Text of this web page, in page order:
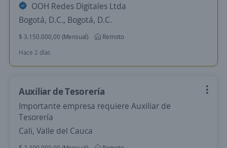
OOH Redes Digitales Ltda
Bogotá, D.C., Bogotá, D.C.
$ 3.150.000,00 (Mensual)
Remoto
Hace 2 días
Auxiliar de Tesorería
Importante empresa requiere Auxiliar de
Tesorería
Cali, Valle del Cauca